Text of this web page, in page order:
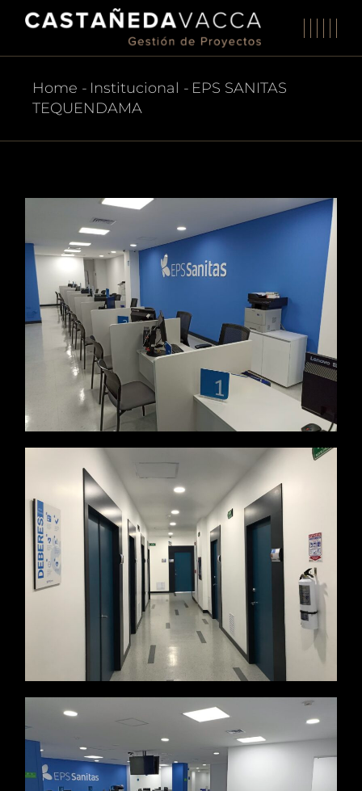
Home Institucional
EPS SANITAS
TEQUENDAMA